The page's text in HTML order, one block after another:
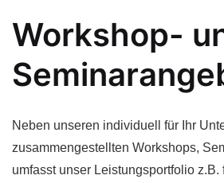
Workshop-
Neben unseren individuell für Ihr
zusammengestellten Workshops,
umfasst unser Leistungsportfolio z.B.